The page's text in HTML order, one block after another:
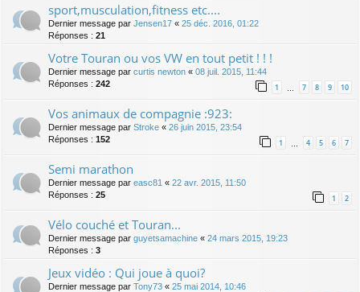
sport,musculation,fitness etc....
Dernier message par Jensen17 « 25 déc. 2016, 01:22
Réponses : 21
Votre Touran ou vos VW en tout petit ! ! !
Dernier message par curtis newton « 08 juil. 2015, 11:44
Réponses : 242 1 7 8 9 10
Vos animaux de compagnie :923:
Dernier message par Stroke « 26 juin 2015, 23:54
Réponses : 152 1 4 5 6 7
Semi marathon
Dernier message par easc81 « 22 avr. 2015, 11:50
Réponses : 25 1 2
Vélo couché et Touran...
Dernier message par guyetsamachine « 24 mars 2015, 19:23
Réponses : 3
Jeux vidéo : Qui joue à quoi?
Dernier message par Tony73 « 25 mai 2014, 10:46